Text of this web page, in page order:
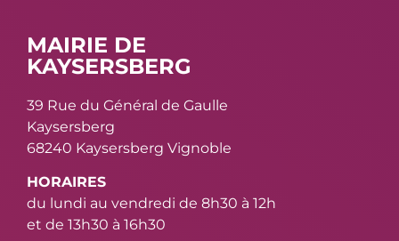
MAIRIE DE
KAYSERSBERG
39 Rue du Général de Gaulle
Kaysersberg
68240 Kaysersberg Vignoble
HORAIRES
du lundi au vendredi de 8h30 à 12h
et de 13h30 à 16h30